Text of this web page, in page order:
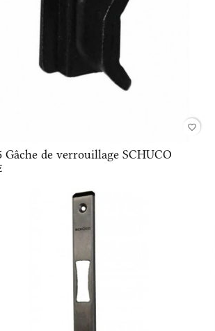
favorite_border
Gâche de verrouillage SCHUCO